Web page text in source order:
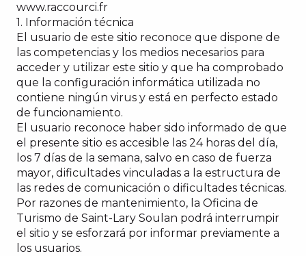
www.raccourci.fr
1. Información técnica
El usuario de este sitio reconoce que dispone de
las competencias y los medios necesarios para
acceder y utilizar este sitio y que ha comprobado
que la configuración informática utilizada no
contiene ningún virus y está en perfecto estado
de funcionamiento.
El usuario reconoce haber sido informado de que
el presente sitio es accesible las 24 horas del día,
los 7 días de la semana, salvo en caso de fuerza
mayor, dificultades vinculadas a la estructura de
las redes de comunicación o dificultades técnicas.
Por razones de mantenimiento, la Oficina de
Turismo de Saint-Lary Soulan podrá interrumpir
el sitio y se esforzará por informar previamente a
los usuarios.